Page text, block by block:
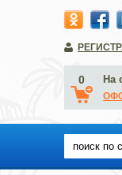
0 На